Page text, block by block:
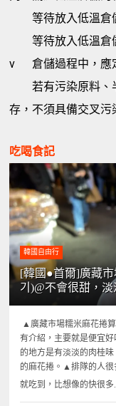
等待放入低溫倉
等待放入低溫倉
v
倉儲過程中，應
若有污染原料、
存，不須具備交叉污
吃喝食記
韓國自由行
[韓國●首爾]廣藏市
기)@不會很甜，
▲廣藏市場糯米麻花捲
有介紹，主要就是便宜
的地方是有淡淡的肉桂
的麻花捲。▲排隊的人很
就吃到，比想像的快很多